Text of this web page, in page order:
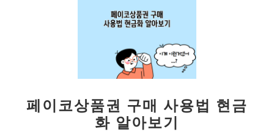
페이코상품권 구매 사용법 현금
화 알아보기